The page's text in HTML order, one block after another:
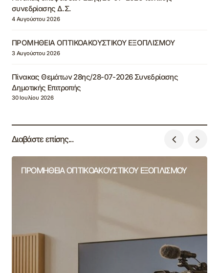
συνεδρίασης Δ.Σ.
4 Αυγούστου 2026
ΠΡΟΜΗΘΕΙΑ ΟΠΤΙΚΟΑΚΟΥΣΤΙΚΟΥ ΕΞΟΠΛΙΣΜΟΥ
3 Αυγούστου 2026
Πίνακας Θεμάτων 28ης/28-07-2026 Συνεδρίασης
Δημοτικής Επιτροπής
30 Ιουλίου 2026
Διαβάστε επίσης...
ΠΡΟΜΗΘΕΙΑ ΟΠΤΙΚΟΑΚΟΥΣΤΙΚΟΥ ΕΞΟΠΛΙΣΜΟΥ